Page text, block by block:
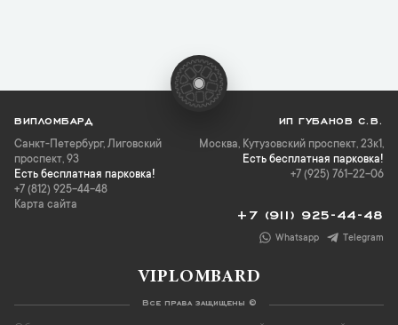
ВИПЛОМБАРД
Санкт-Петербург, Лиговский
проспект, 93
Есть бесплатная парковка!
+7 (812) 925-44-48
Карта сайта
ИП ГУБАНОВ С.В.
Москва, Кутузовский проспект, 23к1,
Есть бесплатная парковка!
+7 (925) 761-22-06
+7 (911) 925-44-48
Whatsapp Telegram
VIPLOMBARD
Все права защищены ©